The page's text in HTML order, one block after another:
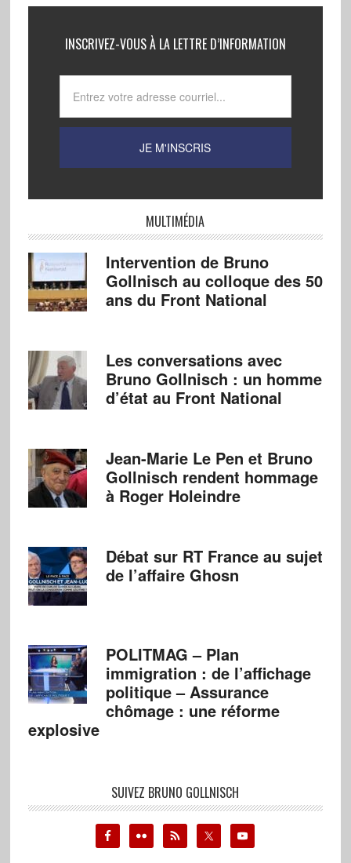
INSCRIVEZ-VOUS À LA LETTRE D’INFORMATION
MULTIMÉDIA
Intervention de Bruno
Gollnisch au colloque des 50
ans du Front National
Les conversations avec
Bruno Gollnisch : un homme
d’état au Front National
Jean-Marie Le Pen et Bruno
Gollnisch rendent hommage
à Roger Holeindre
Débat sur RT France au sujet
de l’affaire Ghosn
POLITMAG – Plan
immigration : de l’affichage
politique – Assurance
chômage : une réforme
explosive
SUIVEZ BRUNO GOLLNISCH